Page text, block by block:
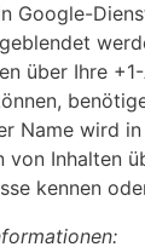
Google-
über Ihre
Name wird
von Inhalten
kennen